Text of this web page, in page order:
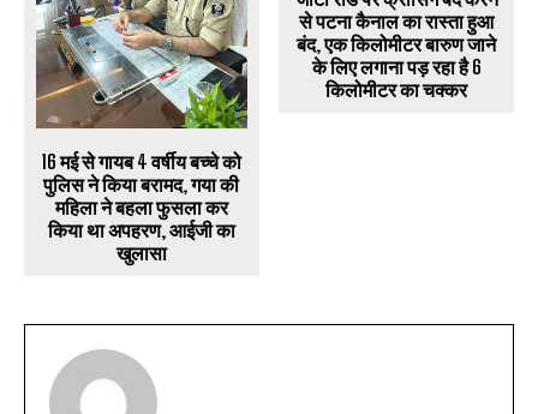
16 मई से गायब 4 वर्षीय बच्चे को
पुलिस ने किया बरामद, गया की
महिला ने बहला फुसला कर
किया था अपहरण, आईजी का
खुलासा
से पटना कैनाल का रास्ता हुआ
बंद, एक किलोमीटर बारुण जाने
के लिए लगाना पड़ रहा है 6
किलोमीटर का चक्कर